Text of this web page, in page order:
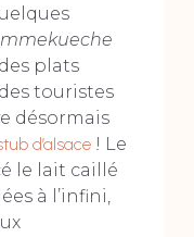
plats
touristes
désormais
d’alsace! Le
le lait caillé
à l’infini,